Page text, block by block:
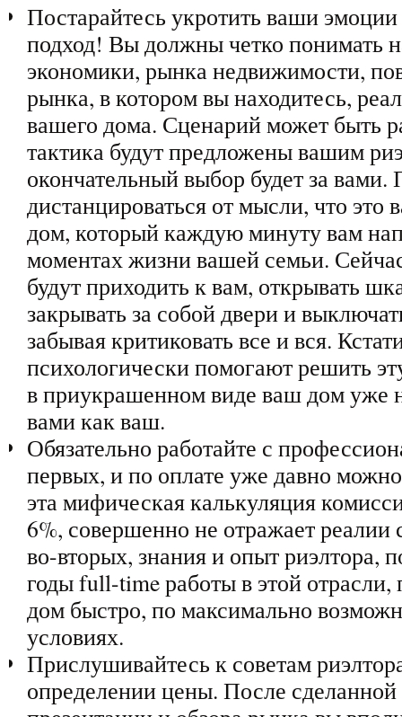
Постарайтесь укротить ваши
подход! Вы должны четко понимать
экономики, рынка недвижимости,
рынка, в котором вы находитесь,
вашего дома. Сценарий может быть
тактика будут предложены вашим
окончательный выбор будет за вами.
дистанцироваться от мысли, что это
дом, который каждую минуту вам
моментах жизни вашей семьи.
будут приходить к вам, открывать
закрывать за собой двери и
забывая критиковать все и вся.
психологически помогают решить
в приукрашенном виде ваш дом уже
вами как ваш.
Обязательно работайте с
первых, и по оплате уже давно можно
эта мифическая калькуляция
6%, совершенно не отражает реалии
во-вторых, знания и опыт риэлтора,
годы full-time работы в этой отрасли,
дом быстро, по максимально
условиях.
Прислушивайтесь к советам
определении цены. После